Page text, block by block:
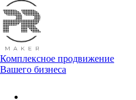
Комплексное продвижение
Вашего бизнеса